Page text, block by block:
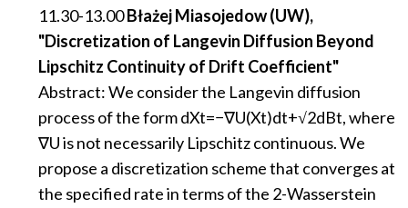
11.30-13.00Błażej Miasojedow (UW),
"Discretization of Langevin Diffusion Beyond
Lipschitz Continuity of Drift Coefficient"
Abstract: We consider the Langevin diffusion
process of the form dXt=−∇U(Xt)dt+√2dBt, where
∇U is not necessarily Lipschitz continuous. We
propose a discretization scheme that converges at
the specified rate in terms of the 2-Wasserstein